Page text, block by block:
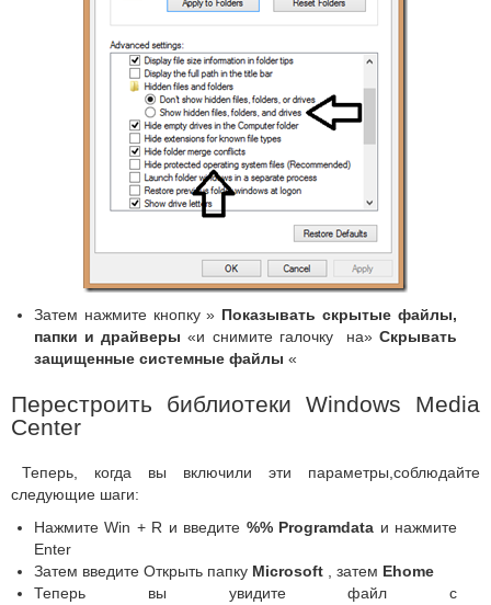
Затем нажмите кнопку » Показывать скрытые файлы,
папки и драйверы «и снимите галочку на» Скрывать
защищенные системные файлы «
Перестроить библиотеки Windows Media
Center
Теперь, когда вы включили эти параметры,соблюдайте
следующие шаги:
Нажмите Win + R и введите %% Programdata и нажмите
Enter
Затем введите Открыть папку Microsoft , затем Ehome
Теперь вы увидите файл с